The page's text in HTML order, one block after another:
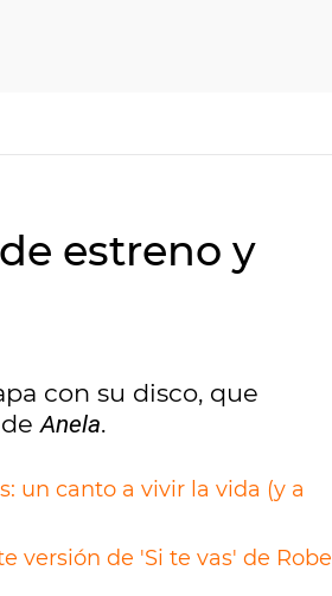
estreno y
con su disco, que
deAnela.
un canto a vivir la vida (y a
versión de 'Si te vas' de Robe